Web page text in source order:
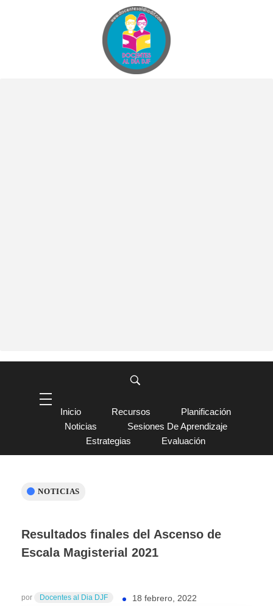
Inicio Recursos
Planificación
Noticias
Sesiones De Aprendizaje
Estrategias
Evaluación
Resultados finales del Ascenso de
Escala Magisterial 2021
18 febrero, 2022
por Docentes al Dia DJF
NOTICIAS